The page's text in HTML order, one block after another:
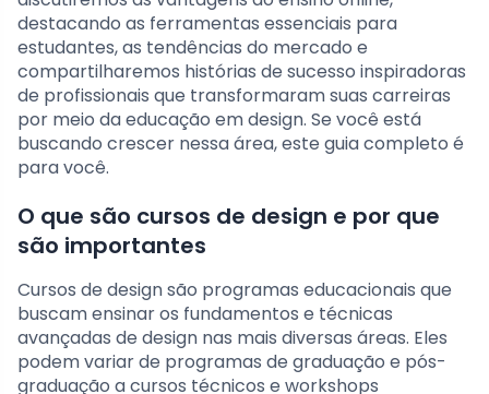
destacando as ferramentas essenciais para
estudantes, as tendências do mercado e
compartilharemos histórias de sucesso inspiradoras
de profissionais que transformaram suas carreiras
por meio da educação em design. Se você está
buscando crescer nessa área, este guia completo é
para você.
O que são cursos de design e por que
são importantes
Cursos de design são programas educacionais que
buscam ensinar os fundamentos e técnicas
avançadas de design nas mais diversas áreas. Eles
podem variar de programas de graduação e pós-
graduação a cursos técnicos e workshops